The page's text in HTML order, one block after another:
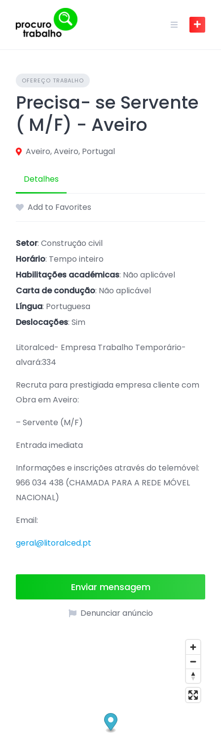
content
OFEREÇO TRABALHO
Precisa- se Servente
( M/F) - Aveiro
Aveiro, Aveiro, Portugal
Detalhes
Add to Favorites
Setor: Construção civil
Horário: Tempo inteiro
Habilitações académicas: Não aplicável
Carta de condução: Não aplicável
Língua: Portuguesa
Deslocações: Sim
Litoralced- Empresa Trabalho Temporário-
alvará:334
Recruta para prestigiada empresa cliente com
Obra em Aveiro:
– Servente (M/F)
Entrada imediata
Informações e inscrições através do telemóvel:
966 034 438 (CHAMADA PARA A REDE MÓVEL
NACIONAL)
Email:
geral@litoralced.pt
Enviar mensagem
Denunciar anúncio